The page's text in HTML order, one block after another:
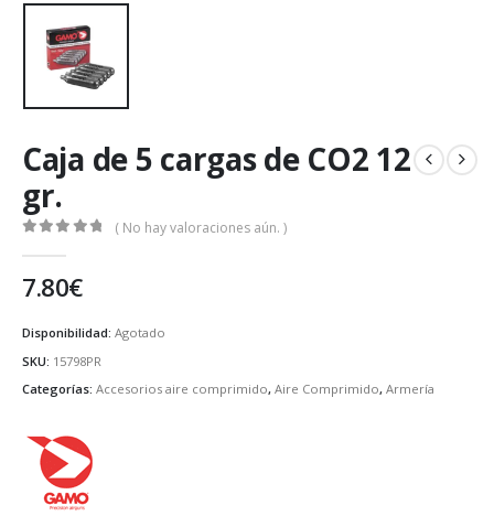
Caja de 5 cargas de CO2 12
gr.
( No hay valoraciones aún. )
7.80€
Disponibilidad: Agotado
SKU: 15798PR
Categorías: Accesorios aire comprimido, Aire Comprimido, Armería